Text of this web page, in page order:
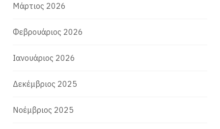
Μάρτιος 2026
Φεβρουάριος 2026
Ιανουάριος 2026
Δεκέμβριος 2025
Νοέμβριος 2025